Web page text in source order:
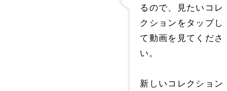
るので、見たいコレ
クションをタップし
て動画を見てくださ
い。
新しいコレクション